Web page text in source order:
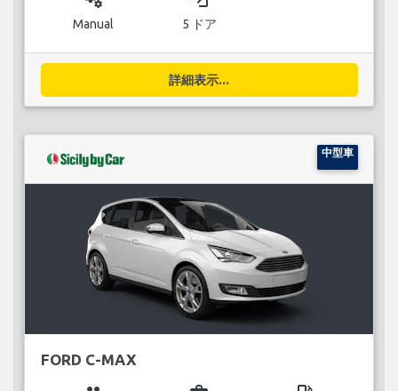
Manual 5 ドア
詳細表示...
中型車
FORD C-MAX